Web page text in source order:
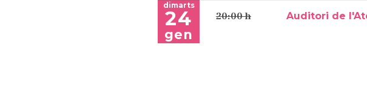
dimarts
24
gen
20:00 h Auditori de